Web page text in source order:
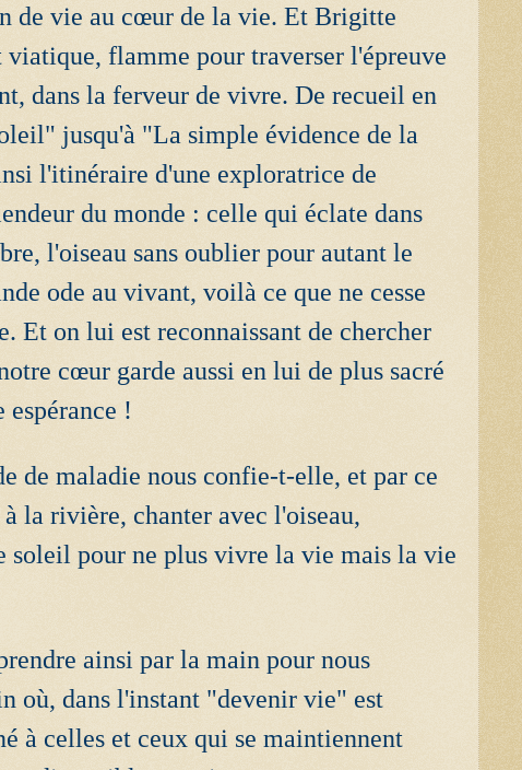
de vie au cœur de la vie. Et Brigitte
flamme pour traverser l'épreuve
dans la ferveur de vivre. De recueil en
jusqu'à "La simple évidence de la
l'itinéraire d'une exploratrice de
du monde : celle qui éclate dans
l'oiseau sans oublier pour autant le
ode au vivant, voilà ce que ne cesse
Et on lui est reconnaissant de chercher
cœur garde aussi en lui de plus sacré
!
de maladie nous confie-t-elle, et par ce
la rivière, chanter avec l'oiseau,
pour ne plus vivre la vie mais la vie
ainsi par la main pour nous
où, dans l'instant "devenir vie" est
à celles et ceux qui se maintiennent